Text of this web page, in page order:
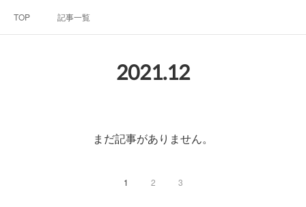
TOP 記事一覧
2021.12
まだ記事がありません。
1 2 3